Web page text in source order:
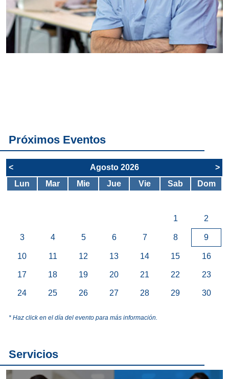
Próximos Eventos
< Agosto 2026
>
Lun
Mar Mie Jue Vie Sab Dom
1 2
3 4 5 6 7 8 9
10 11 12 13 14 15 16
17 18 19 20 21 22 23
24 25 26 27 28 29 30
* Haz click en el día del evento para más información.
Servicios